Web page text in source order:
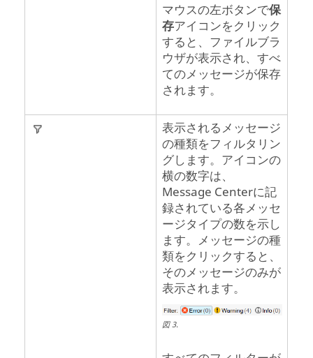
マウスの左ボタンで保
存アイコンをクリック
すると、ファイルブラ
ウザが表示され、すべ
てのメッセージが保存
されます。
表示されるメッセージ
の種類をフィルタリン
グします。アイコンの
横の数字は、
Message Centerに記
録されている各メッセ
ージタイプの数を示し
ます。メッセージの種
類をクリックすると、
そのメッセージのみが
表示されます。
図3.